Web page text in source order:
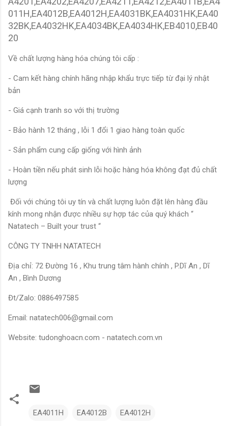
011H,EA4012B,EA4012H,EA4031BK,EA4031HK,EA40
32BK,EA4032HK,EA4034BK,EA4034HK,EB4010,EB40
20
Về chất lượng hàng hóa chúng tôi cấp :
- Cam kết hàng chính hãng nhập khẩu trực tiếp từ đại lý nhật
bản
- Giá cạnh tranh so với thị trường
- Bảo hành 12 tháng , lỗi 1 đổi 1 giao hàng toàn quốc
- Sản phẩm cung cấp giống với hình ảnh
- Hoàn tiền nếu phát sinh lỗi hoặc hàng hóa không đạt đủ chất
lượng
Đối với chúng tôi uy tín và chất lượng luôn đặt lên hàng đầu
kính mong nhận được nhiều sự hợp tác của quý khách “
Natatech – Built your trust “
CÔNG TY TNHH NATATECH
Địa chỉ: 72 Đường 16 , Khu trung tâm hành chính , P.Dĩ An , Dĩ
An , Bình Dương
Đt/Zalo: 0886497585
Email: natatech006@gmail.com
Website: tudonghoacn.com - natatech.com.vn
EA4011H EA4012B EA4012H